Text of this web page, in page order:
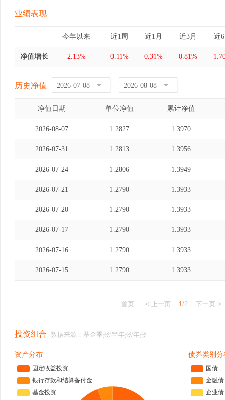
业绩表现
今年以来 近1周 近1月 近3月 近
净值增长 2.13% 0.11% 0.31% 0.81%
历史净值 -
净值日期 单位净值 累计净值
2026-08-07 1.2827 1.3970
2026-07-31 1.2813 1.3956
2026-07-24 1.2806 1.3949
2026-07-21 1.2790 1.3933
2026-07-20 1.2790 1.3933
2026-07-17 1.2790 1.3933
2026-07-16 1.2790 1.3933
2026-07-15 1.2790 1.3933
首页 < 上一页 1/2 下一页 >
投资组合 数据来源：基金季报/半年报/年报
资产分布 债券类别分